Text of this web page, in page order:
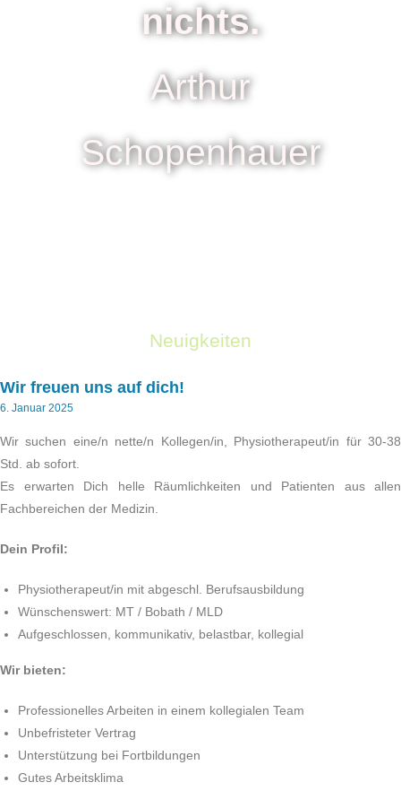
nichts.
Arthur
Schopenhauer
Neuigkeiten
Wir freuen uns auf dich!
6. Januar 2025
Wir suchen eine/n nette/n Kollegen/in, Physiotherapeut/in für 30-38
Std. ab sofort.
Es erwarten Dich helle Räumlichkeiten und Patienten aus allen
Fachbereichen der Medizin.
Dein Profil:
Physiotherapeut/in mit abgeschl. Berufsausbildung
Wünschenswert: MT / Bobath / MLD
Aufgeschlossen, kommunikativ, belastbar, kollegial
Wir bieten:
Professionelles Arbeiten in einem kollegialen Team
Unbefristeter Vertrag
Unterstützung bei Fortbildungen
Gutes Arbeitsklima